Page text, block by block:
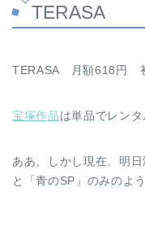
TERASA
TERASA 月額618円
宝塚作品 は単品でレンタ
ああ、しかし現在、明
と「青のSP」のみのよう